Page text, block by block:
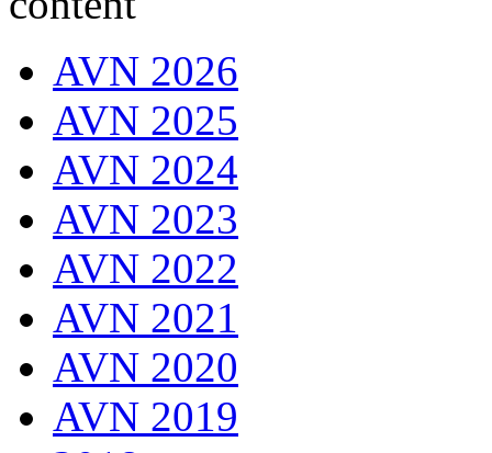
AVN 2026
AVN 2025
AVN 2024
AVN 2023
AVN 2022
AVN 2021
AVN 2020
AVN 2019